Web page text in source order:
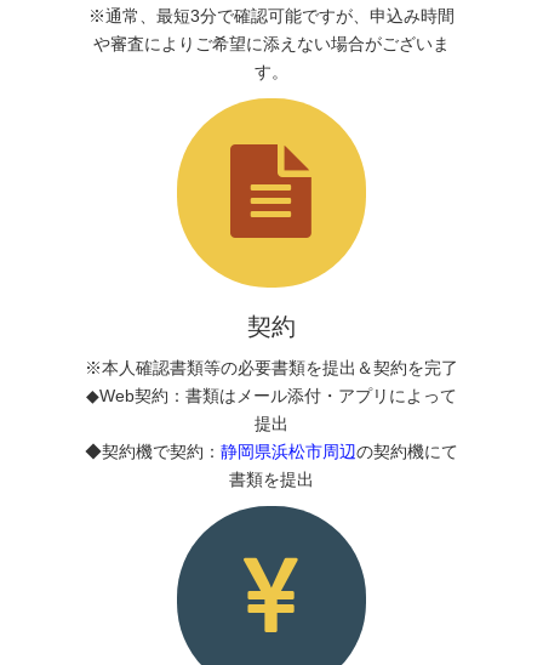
※通常、最短3分で確認可能ですが、申込み時間
や審査によりご希望に添えない場合がございま
す。
契約
※本人確認書類等の必要書類を提出＆契約を完了
◆Web契約：書類はメール添付・アプリによって
提出
◆契約機で契約： 静岡県浜松市周辺の契約機にて
書類を提出